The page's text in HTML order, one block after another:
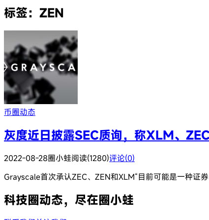
标签：ZEN
币圈动态
灰度近日披露SEC质询，称XLM、
2022-08-28圈小蛙阅读(1280)评论(0)
Grayscale首次承认ZEC、ZEN和XLM“目前可能是一种证
科技圈动态，尽在圈小蛙